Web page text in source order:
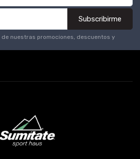
Subscribirme
nuestras promociones, descuentos y